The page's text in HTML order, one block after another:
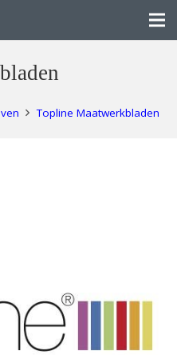
Topline Maatwerkbladen